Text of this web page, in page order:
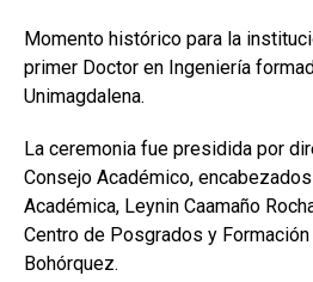
Momento histórico para la
primer Doctor en Ingeniería
Unimagdalena.
La ceremonia fue presidida por
Consejo Académico,
Académica, Leynin Caamaño
Centro de Posgrados y
Bohórquez.